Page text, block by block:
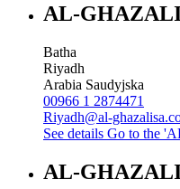
AL-
Batha
Riyadh
Arabia Saudyjska
00966 1 2874471
Riyadh@al-
See details Go to the
AL-